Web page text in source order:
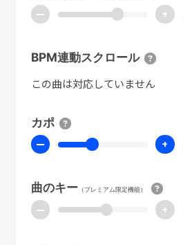
ー +
BPM連動スクロール
この曲は対応していません
カポ
ー +
曲のキー（プレミアム限定機能）
ー +